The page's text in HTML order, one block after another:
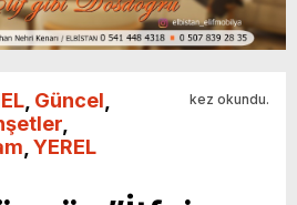
Güncel
YEREL
kez okundu.